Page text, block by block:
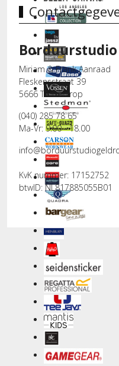
Miriam & Frank Aanraad
Fleskensstraat 39
5666 TA Geldrop
(040) 285 78 65
Ma-Vr: 9.00 - 18.00
KvK nummer: 17152752
btwID: NL817885055B01